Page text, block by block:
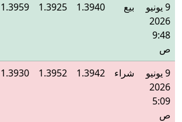
9 يونيو
2026
9:48
ص
بيع 1.3940
1.3925
1.3959
9 يونيو
2026
5:09
ص
شراء 1.3942
1.3952
1.3930